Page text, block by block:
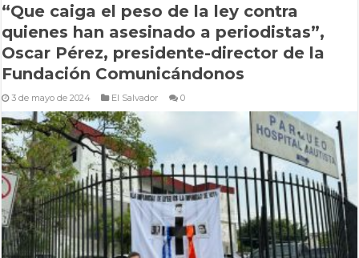
“Que caiga el peso de la ley contra
quienes han asesinado a periodistas”,
Oscar Pérez, presidente-director de la
Fundación Comunicándonos
3 de mayo de 2024 El Salvador 0